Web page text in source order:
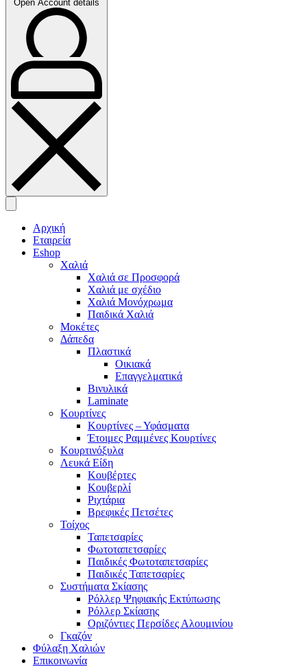
Open Account details
Αρχική
Εταιρεία
Eshop
Χαλιά
Χαλιά σε Προσφορά
Χαλιά με σχέδιο
Χαλιά Μονόχρωμα
Παιδικά Χαλιά
Μοκέτες
Δάπεδα
Πλαστικά
Οικιακά
Επαγγελματικά
Βινυλικά
Laminate
Κουρτίνες
Κουρτίνες – Υφάσματα
Έτοιμες Ραμμένες Κουρτίνες
Κουρτινόξυλα
Λευκά Είδη
Κουβέρτες
Κουβερλί
Ριχτάρια
Βρεφικές Πετσέτες
Τοίχος
Ταπετσαρίες
Φωτοταπετσαρίες
Παιδικές Φωτοταπετσαρίες
Παιδικές Ταπετσαρίες
Συστήματα Σκίασης
Ρόλλερ Ψηφιακής Εκτύπωσης
Ρόλλερ Σκίασης
Οριζόντιες Περσίδες Αλουμινίου
Γκαζόν
Φύλαξη Χαλιών
Επικοινωνία